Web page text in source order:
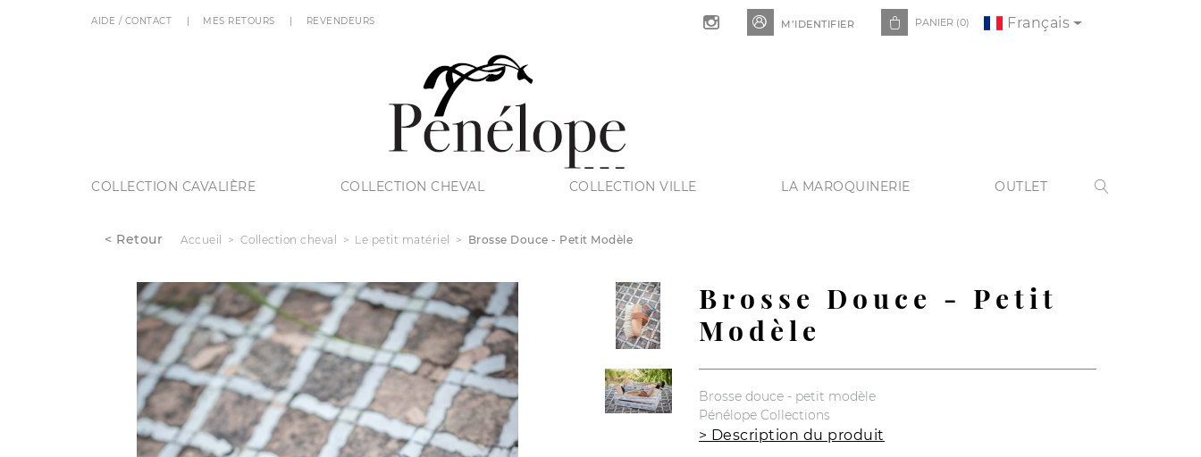
 M’IDENTIFIER  PANIER (0)
AIDE / CONTACT MES RETOURS REVENDEURS Français
COLLECTION CAVALIÈRE COLLECTION CHEVAL COLLECTION VILLE LA MAROQUINERIE OUTLET 
< Retour Accueil Collection cheval Le petit matériel Brosse Douce - Petit Modèle
Brosse Douce - Petit
Modèle
Brosse douce - petit modèle
Pénélope Collections
> Description du produit